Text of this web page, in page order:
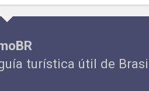
turística útil de